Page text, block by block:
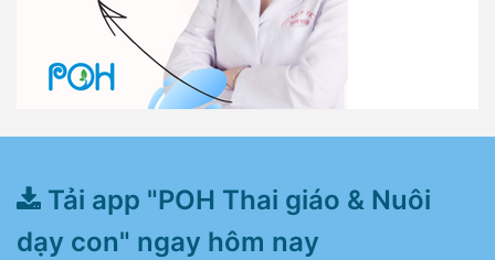
Tải app "POH Thai giáo & Nuôi
dạy con" ngay hôm nay